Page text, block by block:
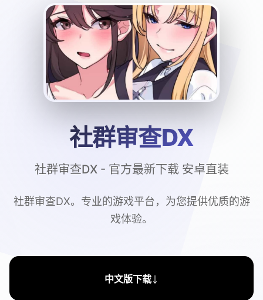
社群审查DX
社群审查DX - 官方最新下载 安卓直装
社群审查DX。专业的游戏平台，为您提供优质的游
戏体验。
中文版下载↓